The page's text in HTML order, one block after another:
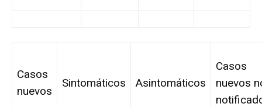
Casos
nuevos
Sintomáticos Asintomáticos
Casos
nuevos